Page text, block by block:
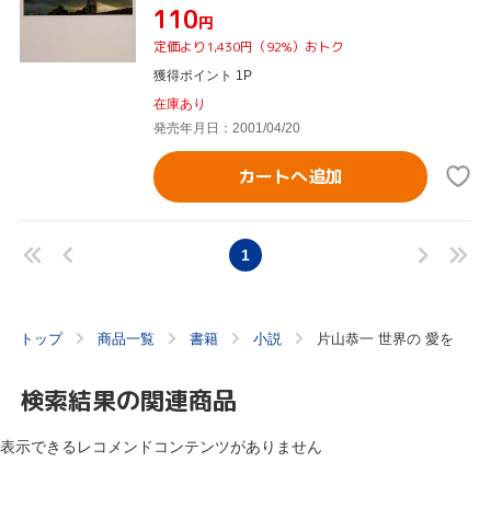
¥110円
定価より1,430円（92%）おトク
獲得ポイント 1P
在庫あり
発売年月日：2001/04/20
カートへ追加
1
トップ 商品一覧 書籍 小説 片山恭一 世界の 愛を
検索結果の関連商品
表示できるレコメンドコンテンツがありません